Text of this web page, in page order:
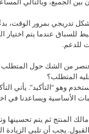
بشكل تدريجي بمرور الوقت،
للسباق عندما يتم اختيار
للدعم.
عنصر من الشك حول
المتطلب؟
وهو “التأكيد”. يأتي
الأساسية ويساعدنا في
المنتج ثم يتم تحسينها
يجب أن تلبي